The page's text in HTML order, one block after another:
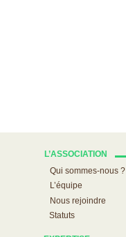
L’ASSOCIATION
Qui sommes-nous ?
L’équipe
Nous rejoindre
Statuts